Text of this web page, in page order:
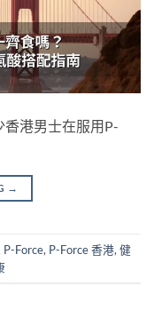
香港男士在服用P-
→
P-Force, P-Force 香港, 健